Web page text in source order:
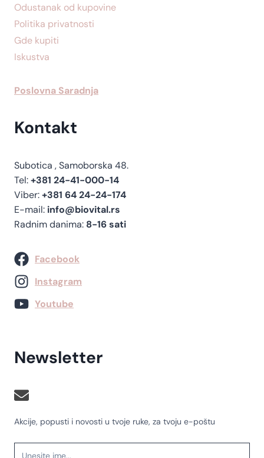
Odustanak od kupovine
Politika privatnosti
Gde kupiti
Iskustva
Poslovna Saradnja
Kontakt
Subotica , Samoborska 48.
Tel:+381 24-41-000-14
Viber:+381 64 24-24-174
E-mail: info@biovital.rs
Radnim danima: 8-16 sati
Facebook
Instagram
Youtube
Newsletter
Akcije, popusti i novosti u tvoje ruke, za tvoju e-poštu